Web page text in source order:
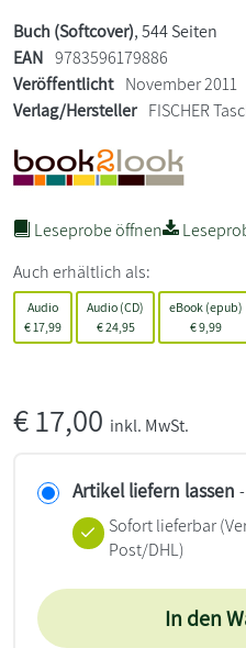
Buch (Softcover), 544 Seiten
EAN 9783596179886
Veröffentlicht November 2011
Verlag/Hersteller FISCHER
Leseprobe öffnen
Auch erhältlich als:
Audio
€ 17,99
Audio (CD)
€24,95
eBook (epub)
€9,99
€17,00 inkl. MwSt.
Artikel liefern lassen
Sofort lieferbar
Post/DHL)
In den